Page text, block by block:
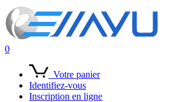
0
Votre panier
Identifiez-vous
Inscription en ligne